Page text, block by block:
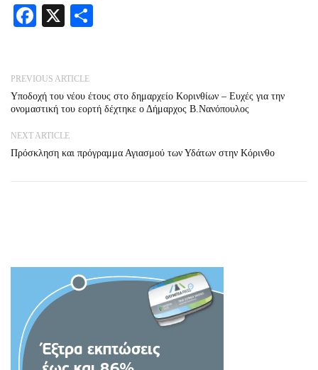
Facebook
X
PREVIOUS ARTICLE
Υποδοχή του νέου έτους στο δημαρχείο Κορινθίων – Ευχές για την
ονομαστική του εορτή δέχτηκε ο Δήμαρχος Β.Νανόπουλος
NEXT ARTICLE
Πρόσκληση και πρόγραμμα Αγιασμού των Υδάτων στην Κόρινθο